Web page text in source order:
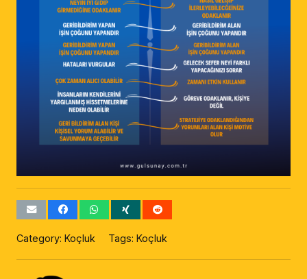
Category: Koçluk Tags:Koçluk